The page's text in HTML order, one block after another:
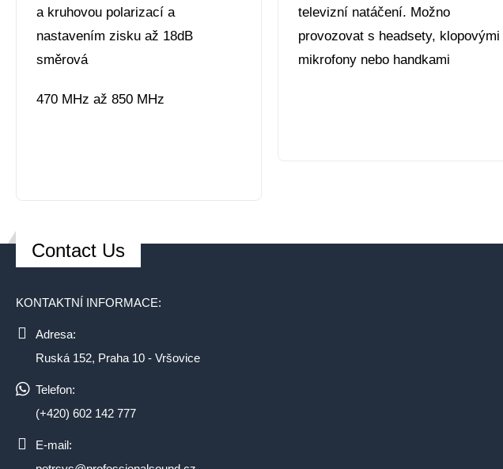
a kruhovou polarizací a
nastavením zisku až 18dB
směrová
470 MHz až 850 MHz
televizní natáčení. Možno
provozovat s headsety, klopovými
mikrofony nebo handkami
Contact Us
KONTAKTNÍ INFORMACE:
Adresa:
Ruská 152, Praha 10 - Vršovice
Telefon:
(+420) 602 142 777
E-mail: